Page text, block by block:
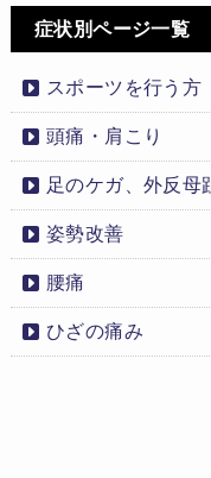
症状別ページ一覧
スポーツを行う方
頭痛・肩こり
足のケガ、外反母
姿勢改善
腰痛
ひざの痛み